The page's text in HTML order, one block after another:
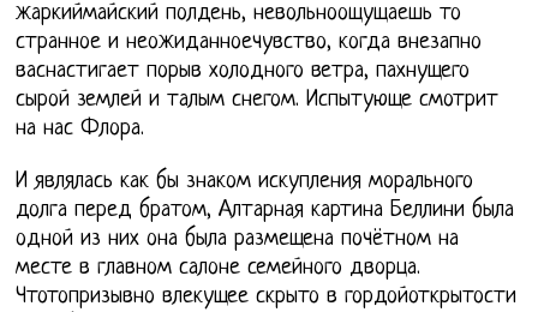
жаркиймайский полдень, невольноощущаешь то
странное и неожиданноечувство, когда внезапно
васнастигает порыв холодного ветра, пахнущего
сырой землей и талым снегом. Испытующе смотрит
на нас Флора.
И являлась как бы знаком искупления морального
долга перед братом, Алтарная картина Беллини была
одной из них она была размещена почётном на
месте в главном салоне семейного дворца.
Чтотопризывно влекущее скрыто в гордойоткрытости